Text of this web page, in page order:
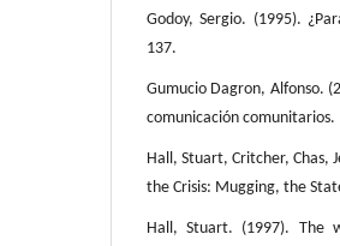
Godoy, Sergio. (1995).
137.
Gumucio Dagron, Alfonso.
comunicación comunitarios.
Hall, Stuart, Critcher, Chas,
the Crisis: Mugging, the
Hall, Stuart. (1997). The